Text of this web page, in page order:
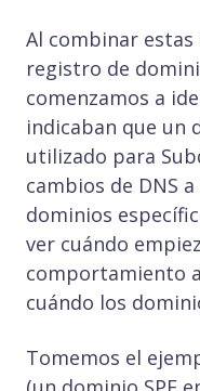
Al combinar estas
registro de
comenzamos a
indicaban que un
utilizado para
cambios de DNS
dominios
ver cuándo
comportamiento
cuándo los
Tomemos el